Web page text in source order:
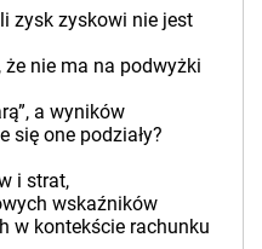
zysk zyskowi nie jest
nie ma na podwyżki
a wyników
się one podziały?
i strat,
wskaźników
w kontekście rachunku